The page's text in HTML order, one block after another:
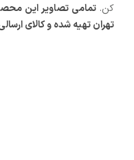
کن.تمامی تصاویر این
تهران تهیه شده و کالای